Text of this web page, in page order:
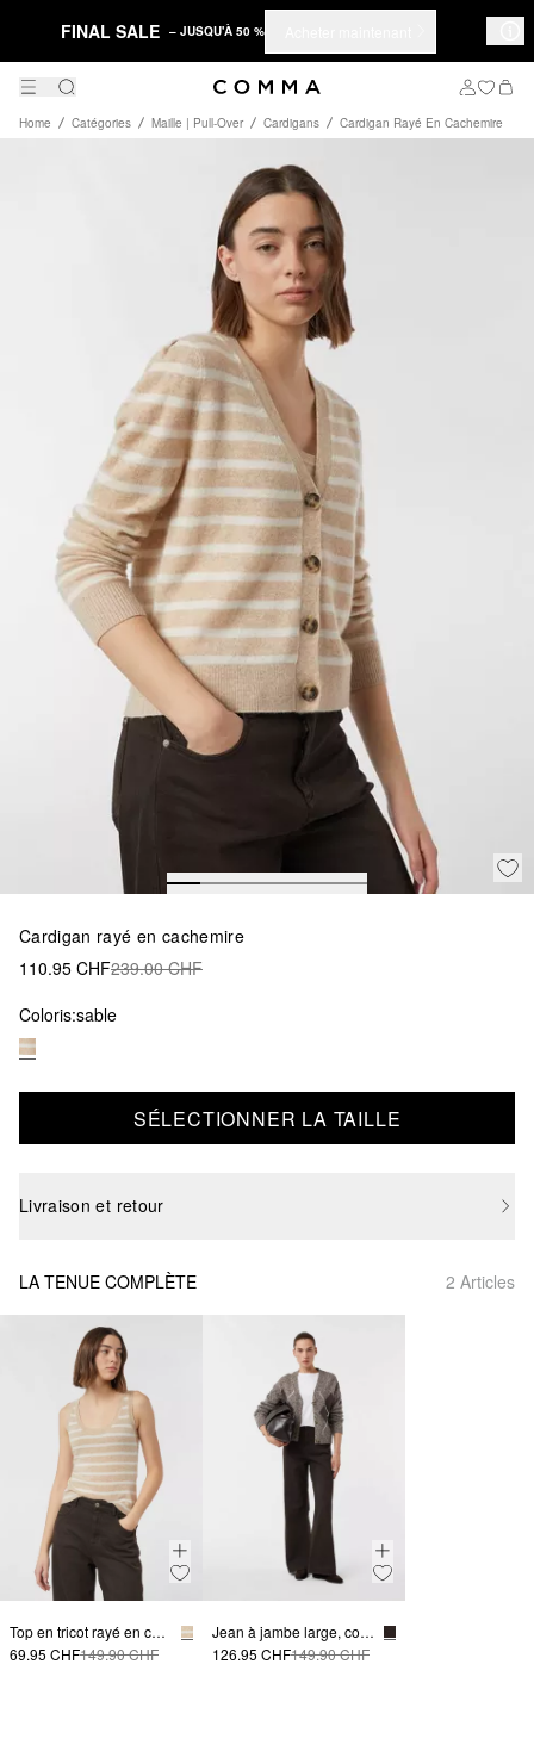
FINAL SALE – JUSQU'À 50 %
Home Catégories Maille | Pull-Over Cardigans Cardigan Rayé En Cachemire
Cardigan rayé en cachemire
110.95 CHF239.00 CHF
Coloris:sable
SÉLECTIONNER LA TAILLE
Livraison et retour
LA TENUE COMPLÈTE 2 Articles
Top en tricot rayé en cachemire
69.95 CHF149.90 CHF
Jean à jambe large, coupe décontractée
126.95 CHF149.90 CHF